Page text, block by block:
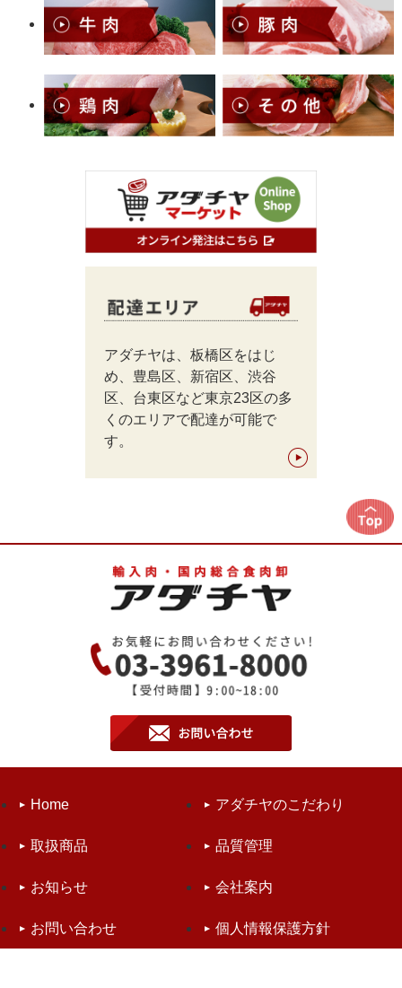
アダチヤは、板橋区をはじ
め、豊島区、新宿区、渋谷
区、台東区など東京23区の多
くのエリアで配達が可能で
す。
Home アダチヤのこだわり
取扱商品 品質管理
お知らせ 会社案内
お問い合わせ 個人情報保護方針